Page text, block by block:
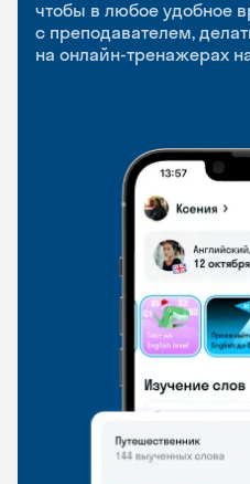
чтобы в любое удобное
с преподавателем,
на онлайн-тренажерах
чтобы заниматься и
и когда удобно
Групповые занятия для
и индивидуальные